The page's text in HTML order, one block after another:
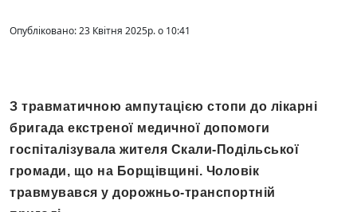
Опубліковано: 23 Квітня 2025р. о 10:41
З травматичною ампутацією стопи до лікарні
бригада екстреної медичної допомоги
госпіталізувала жителя Скали-Подільської
громади, що на Борщівщині. Чоловік
травмувався у дорожньо-транспортній